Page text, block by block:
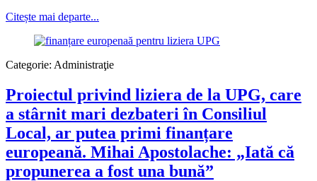
Citește mai departe...
Categorie: Administraţie
Proiectul privind liziera de la UPG, care
a stârnit mari dezbateri în Consiliul
Local, ar putea primi finanțare
europeană. Mihai Apostolache: „Iată că
propunerea a fost una bună”